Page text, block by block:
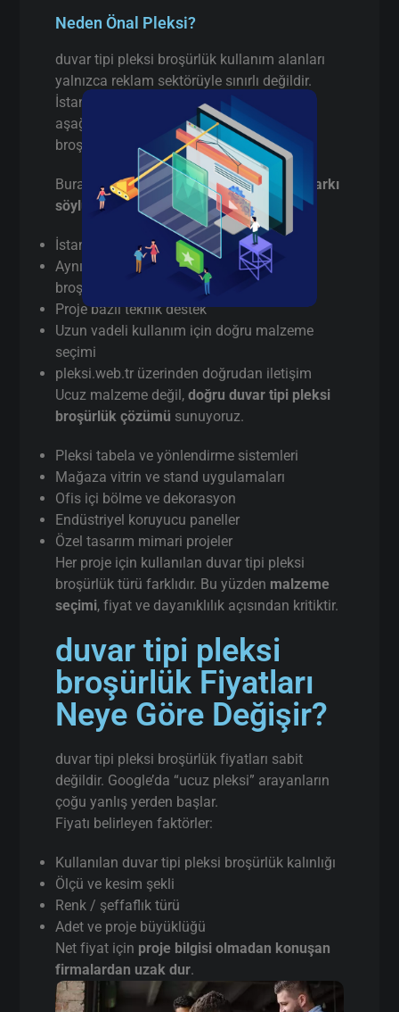
Neden Önal Pleksi?
duvar tipi pleksi broşürlük kullanım alanları
yalnızca reklam sektörüyle sınırlı değildir.
İstanbul’da faaliyet gösteren birçok firma
aşağıdaki alanlarda duvar tipi pleksi
broşürlük tercih etmektedir:
Burada pazarlama yapmıyorum,gerçek farkı
söylüyorum:
İstanbul’da gerçek üretici(aracı değil)
Aynı gün / hızlı terminli duvar tipi pleksi
broşürlük kesim
Proje bazlı teknik destek
Uzun vadeli kullanım için doğru malzeme
seçimi
pleksi.web.tr üzerinden doğrudan iletişim
Ucuz malzeme değil,doğru duvar tipi pleksi
broşürlük çözümü sunuyoruz.
Pleksi tabela ve yönlendirme sistemleri
Mağaza vitrin ve stand uygulamaları
Ofis içi bölme ve dekorasyon
Endüstriyel koruyucu paneller
Özel tasarım mimari projeler
Her proje için kullanılan duvar tipi pleksi
broşürlük türü farklıdır. Bu yüzden malzeme
seçimi, fiyat ve dayanıklılık açısından kritiktir.
duvar tipi pleksi
broşürlük Fiyatları
Neye Göre Değişir?
duvar tipi pleksi broşürlük fiyatları sabit
değildir. Google’da “ucuz pleksi” arayanların
çoğu yanlış yerden başlar.
Fiyatı belirleyen faktörler:
Kullanılan duvar tipi pleksi broşürlük kalınlığı
Ölçü ve kesim şekli
Renk / şeffaflık türü
Adet ve proje büyüklüğü
Net fiyat için proje bilgisi olmadan konuşan
firmalardan uzak dur.